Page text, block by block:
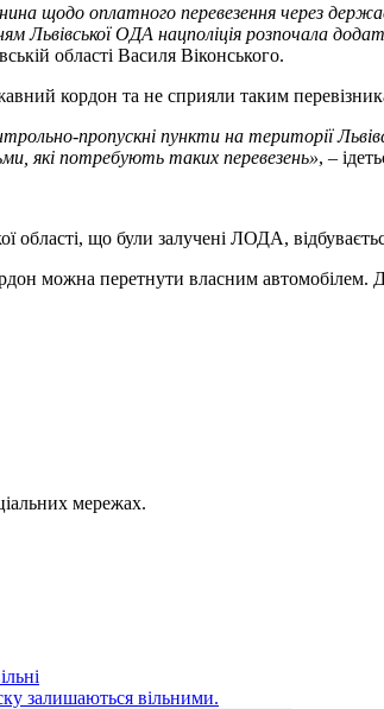
щодо оплатного перевезення через
Львівської ОДА нацполіція розпочала
області Василя Віконського.
кордон та не сприяли таким
пропускні пункти на території
які потребують таких перевезень», –
що були залучені ЛОДА,
можна перетнути власним автомобілем.
мережах.
залишаються вільними.